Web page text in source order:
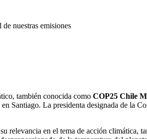
nuestras emisiones
también conocida como COP25 Chile
Santiago. La presidenta designada de la
relevancia en el tema de acción climática,